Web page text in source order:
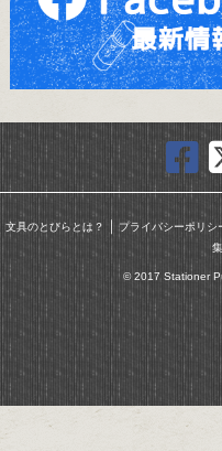
文具のとびらとは？ ｜ プライバシーポリシ
集
© 2017 Stationer